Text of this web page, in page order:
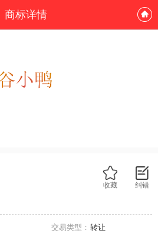
商标详情
纠错
收藏
交易类型： 转让